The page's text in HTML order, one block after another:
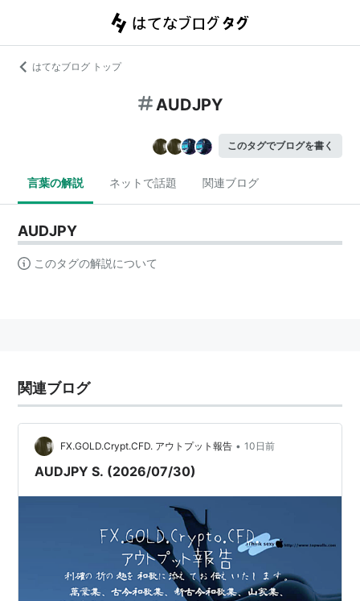
はてなブログ トップ
AUDJPY
このタグでブログを書く
言葉の解説 ネットで話題 関連ブログ
AUDJPY
このタグの解説について
関連ブログ
FX.GOLD.Crypt.CFD. アウトプット報告 • 10日前
AUDJPY S. (2026/07/30)